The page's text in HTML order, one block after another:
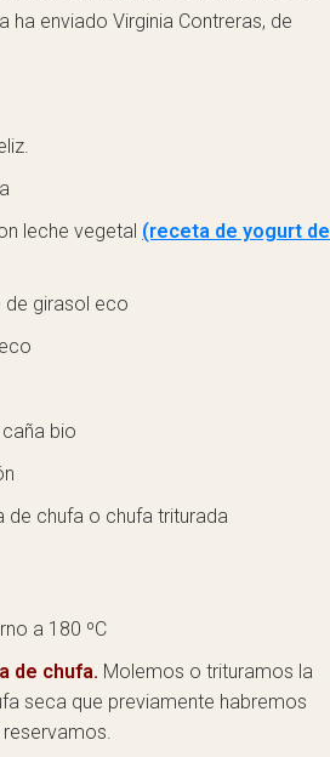
ha enviado Virginia Contreras, de
leche vegetal (receta de yogurt de
girasol eco
bio
de chufa o chufa triturada
a 180 ºC
de chufa. Molemos o trituramos la
seca que previamente habremos